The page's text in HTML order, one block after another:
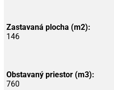
Zastavaná plocha (m2):
146
Obstavaný priestor (m3):
760